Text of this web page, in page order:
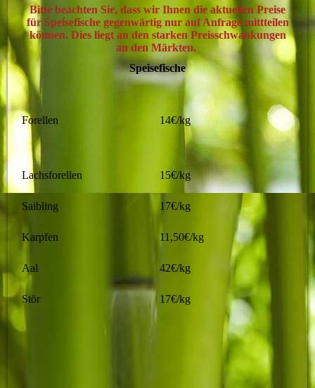
Bitte beachten Sie, dass wir Ihnen die aktuellen Preise
für Speisefische gegenwärtig nur auf Anfrage mittteilen
können. Dies liegt an den starken Preisschwankungen
an den Märkten.
Speisefische
Forellen 14€/kg
Lachsforellen 15€/kg
Saibling 17€/kg
Karpfen 11,50€/kg
Aal 42€/kg
Stör 17€/kg